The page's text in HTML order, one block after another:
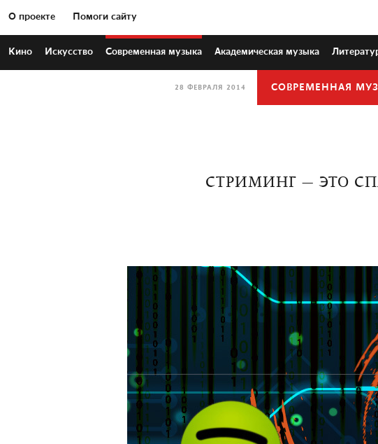
О проекте Помоги сайту
Кино Искусство Современная музыка Академическая музыка
28 ФЕВРАЛЯ 2014 СОВРЕМЕННАЯ
СТРИМИНГ — ЭТО